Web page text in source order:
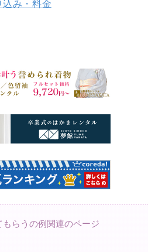
み・料金
らうの例関連のページ